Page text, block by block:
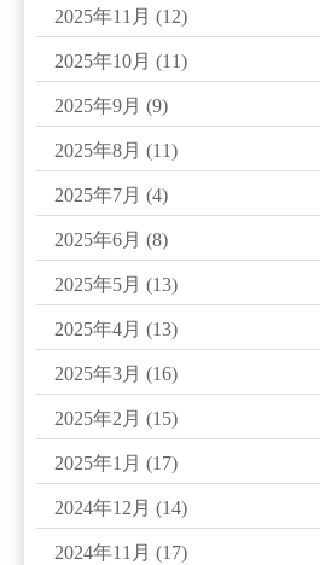
2025年11月 (12)
2025年10月 (11)
2025年9月 (9)
2025年8月 (11)
2025年7月 (4)
2025年6月 (8)
2025年5月 (13)
2025年4月 (13)
2025年3月 (16)
2025年2月 (15)
2025年1月 (17)
2024年12月 (14)
2024年11月 (17)